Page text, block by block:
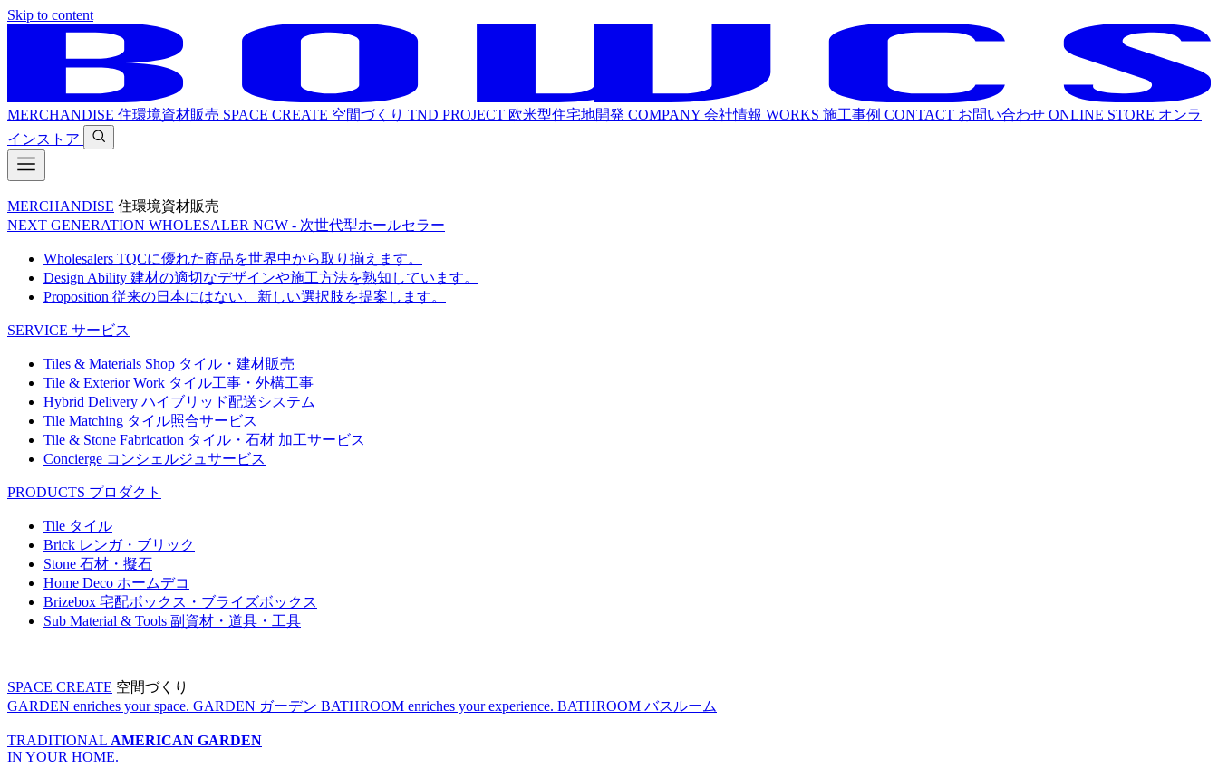
Skip to content
MERCHANDISE 住環境資材販売 SPACE CREATE 空間づくり TND PROJECT 欧米型住宅地開発 COMPANY 会社情報 WORKS 施工事例 CONTACT お問い合わせ ONLINE STORE オンラ
インストア
MERCHANDISE 住環境資材販売
NEXT GENERATION WHOLESALER NGW - 次世代型ホールセラー
Wholesalers TQCに優れた商品を世界中から取り揃えます。
Design Ability 建材の適切なデザインや施工方法を熟知しています。
Proposition 従来の日本にはない、新しい選択肢を提案します。
SERVICE サービス
Tiles & Materials Shop タイル・建材販売
Tile & Exterior Work タイル工事・外構工事
Hybrid Delivery ハイブリッド配送システム
Tile Matching タイル照合サービス
Tile & Stone Fabrication タイル・石材 加工サービス
Concierge コンシェルジュサービス
PRODUCTS プロダクト
Tile タイル
Brick レンガ・ブリック
Stone 石材・擬石
Home Deco ホームデコ
Brizebox 宅配ボックス・ブライズボックス
Sub Material & Tools 副資材・道具・工具
SPACE CREATE 空間づくり
GARDEN enriches your space. GARDEN ガーデン BATHROOM enriches your experience. BATHROOM バスルーム
TRADITIONAL AMERICAN GARDEN
IN YOUR HOME.